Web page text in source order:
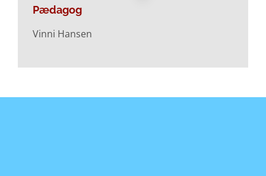
Pædagog
Vinni Hansen